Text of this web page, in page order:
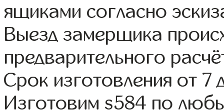
ящиками согласно
Выезд замерщика
предварительного
Срок изготовления от 7
Изготовим s584 по